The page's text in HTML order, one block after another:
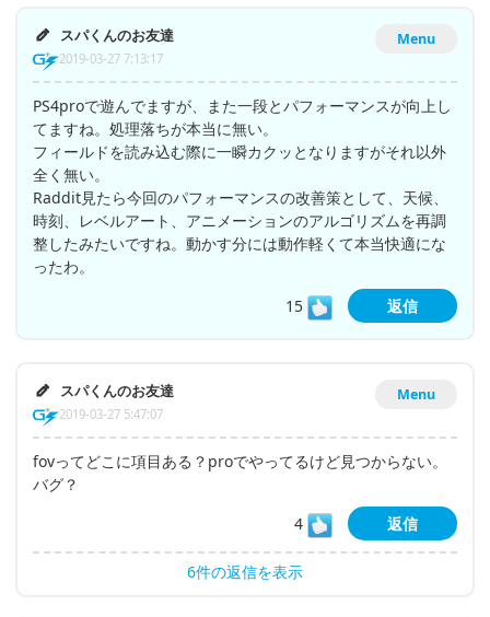
Menu
スパくんのお友達
2019-03-27 7:13:17
PS4proで遊んでますが、また一段とパフォーマンスが向上し
てますね。処理落ちが本当に無い。
フィールドを読み込む際に一瞬カクッとなりますがそれ以外
全く無い。
Raddit見たら今回のパフォーマンスの改善策として、天候、
時刻、レベルアート、アニメーションのアルゴリズムを再調
整したみたいですね。動かす分には動作軽くて本当快適にな
ったわ。
15
返信
Menu
スパくんのお友達
2019-03-27 5:47:07
fovってどこに項目ある？proでやってるけど見つからない。
バグ？
4
返信
6件の返信を表示